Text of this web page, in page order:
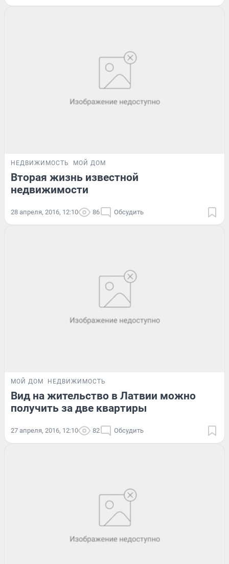
НЕДВИЖИМОСТЬ МОЙ ДОМ
Вторая жизнь известной
недвижимости
28 апреля, 2016, 12:10 86 Обсудить
МОЙ ДОМ НЕДВИЖИМОСТЬ
Вид на жительство в Латвии можно
получить за две квартиры
27 апреля, 2016, 12:10 82 Обсудить